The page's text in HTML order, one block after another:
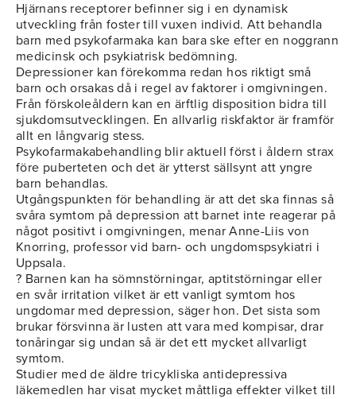
Hjärnans receptorer befinner sig i en dynamisk
utveckling från foster till vuxen individ. Att behandla
barn med psykofarmaka kan bara ske efter en noggrann
medicinsk och psykiatrisk bedömning.
Depressioner kan förekomma redan hos riktigt små
barn och orsakas då i regel av faktorer i omgivningen.
Från förskoleåldern kan en ärftlig disposition bidra till
sjukdomsutvecklingen. En allvarlig riskfaktor är framför
allt en långvarig stess.
Psykofarmakabehandling blir aktuell först i åldern strax
före puberteten och det är ytterst sällsynt att yngre
barn behandlas.
Utgångspunkten för behandling är att det ska finnas så
svåra symtom på depression att barnet inte reagerar på
något positivt i omgivningen, menar Anne-Liis von
Knorring, professor vid barn- och ungdomspsykiatri i
Uppsala.
? Barnen kan ha sömnstörningar, aptitstörningar eller
en svår irritation vilket är ett vanligt symtom hos
ungdomar med depression, säger hon. Det sista som
brukar försvinna är lusten att vara med kompisar, drar
tonåringar sig undan så är det ett mycket allvarligt
symtom.
Studier med de äldre tricykliska antidepressiva
läkemedlen har visat mycket måttliga effekter vilket till